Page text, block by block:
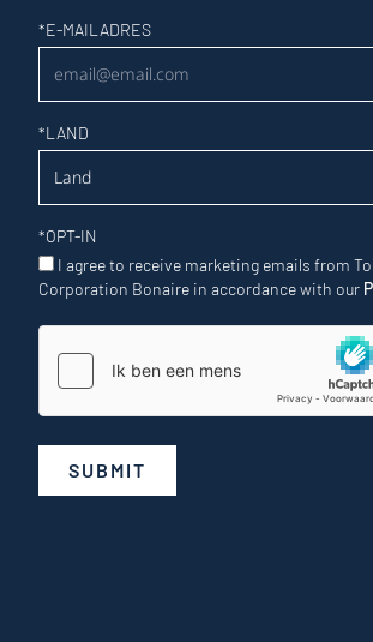
Nieuwsbrief
*E-MAILADRES
*LAND
*OPT-IN
I agree to receive marketing emails from
Corporation Bonaire in accordance with our
SUBMIT